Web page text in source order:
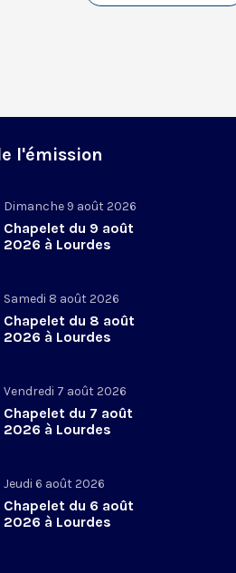
l'émission
Dimanche 9 août 2026
Chapelet du 9 août
2026 à Lourdes
Samedi 8 août 2026
Chapelet du 8 août
2026 à Lourdes
Vendredi 7 août 2026
Chapelet du 7 août
2026 à Lourdes
Jeudi 6 août 2026
Chapelet du 6 août
2026 à Lourdes